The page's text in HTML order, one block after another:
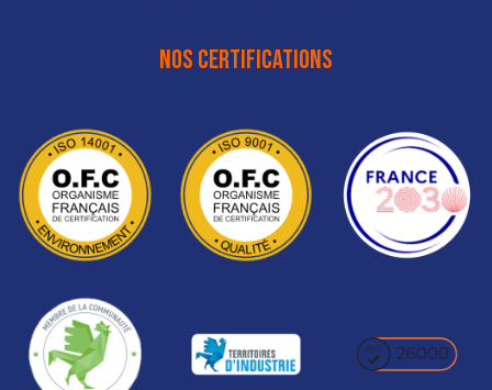
NOS CERTIFICATIONS